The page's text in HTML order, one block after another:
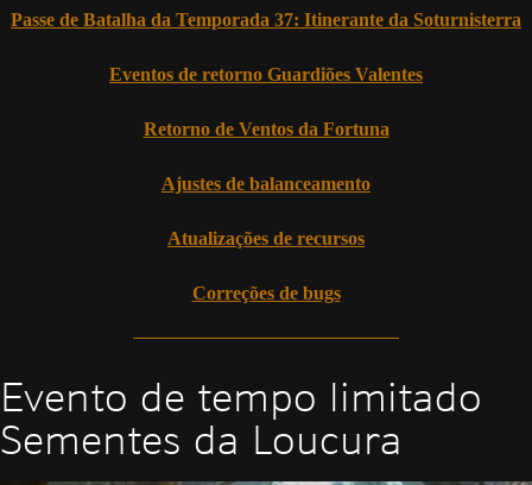
Passe de Batalha da Temporada 37: Itinerante da Soturnisterra
Eventos de retorno Guardiões Valentes
Retorno de Ventos da Fortuna
Ajustes de balanceamento
Atualizações de recursos
Correções de bugs
Evento de tempo limitado
Sementes da Loucura